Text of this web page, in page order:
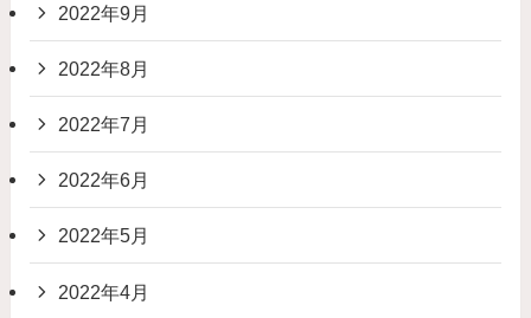
2022年9月
2022年8月
2022年7月
2022年6月
2022年5月
2022年4月